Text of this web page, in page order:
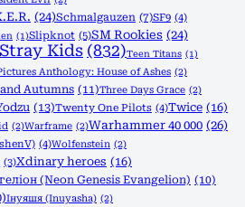
(24)Schmalgauzen (7)SF9 (4)
(1)Slipknot (5)SM Rookies (24)
Stray Kids (832)Teen Titans (1)
Anthology: House of Ashes (2)
Autumns (11)Three Days Grace (2)
(13)Twenty One Pilots (4)Twice (16)
(2)Warframe (2)Warhammer 40 000 (26)
(4)Wolfenstein (2)
(3)Xdinary heroes (16)
(Neon Genesis Evangelion) (10)
Інуяшя (Inuyasha) (2)